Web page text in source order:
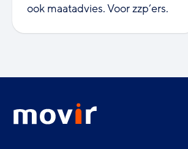
ook maatadvies. Voor zzp’ers.
menu
Movir
-